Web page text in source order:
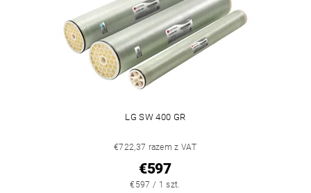
LG SW 400 GR
€722,37 razem z VAT
€597
€597 / 1 szt.